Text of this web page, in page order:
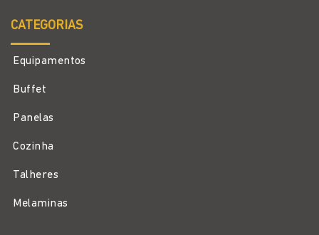
CATEGORIAS
Equipamentos
Buffet
Panelas
Cozinha
Talheres
Melaminas